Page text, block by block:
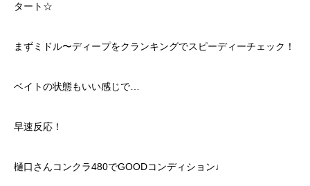
タート☆
まずミドル〜ディープをクランキングでスピーディーチェック！
ベイトの状態もいい感じで…
早速反応！
樋口さんコンクラ480でGOODコンディション♩